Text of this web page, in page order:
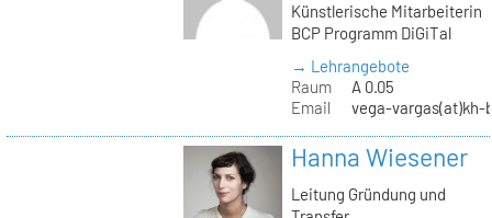
Künstlerische Mitarbeiterin
BCP Programm DiGiTal
→ Lehrangebote
Raum
A 0.05
Email
vega-vargas(at)kh-
Hanna Wiesener
Leitung Gründung und